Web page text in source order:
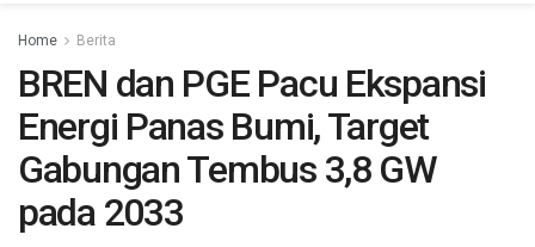
Home Berita
BREN dan PGE Pacu Ekspansi
Energi Panas Bumi, Target
Gabungan Tembus 3,8 GW
pada 2033